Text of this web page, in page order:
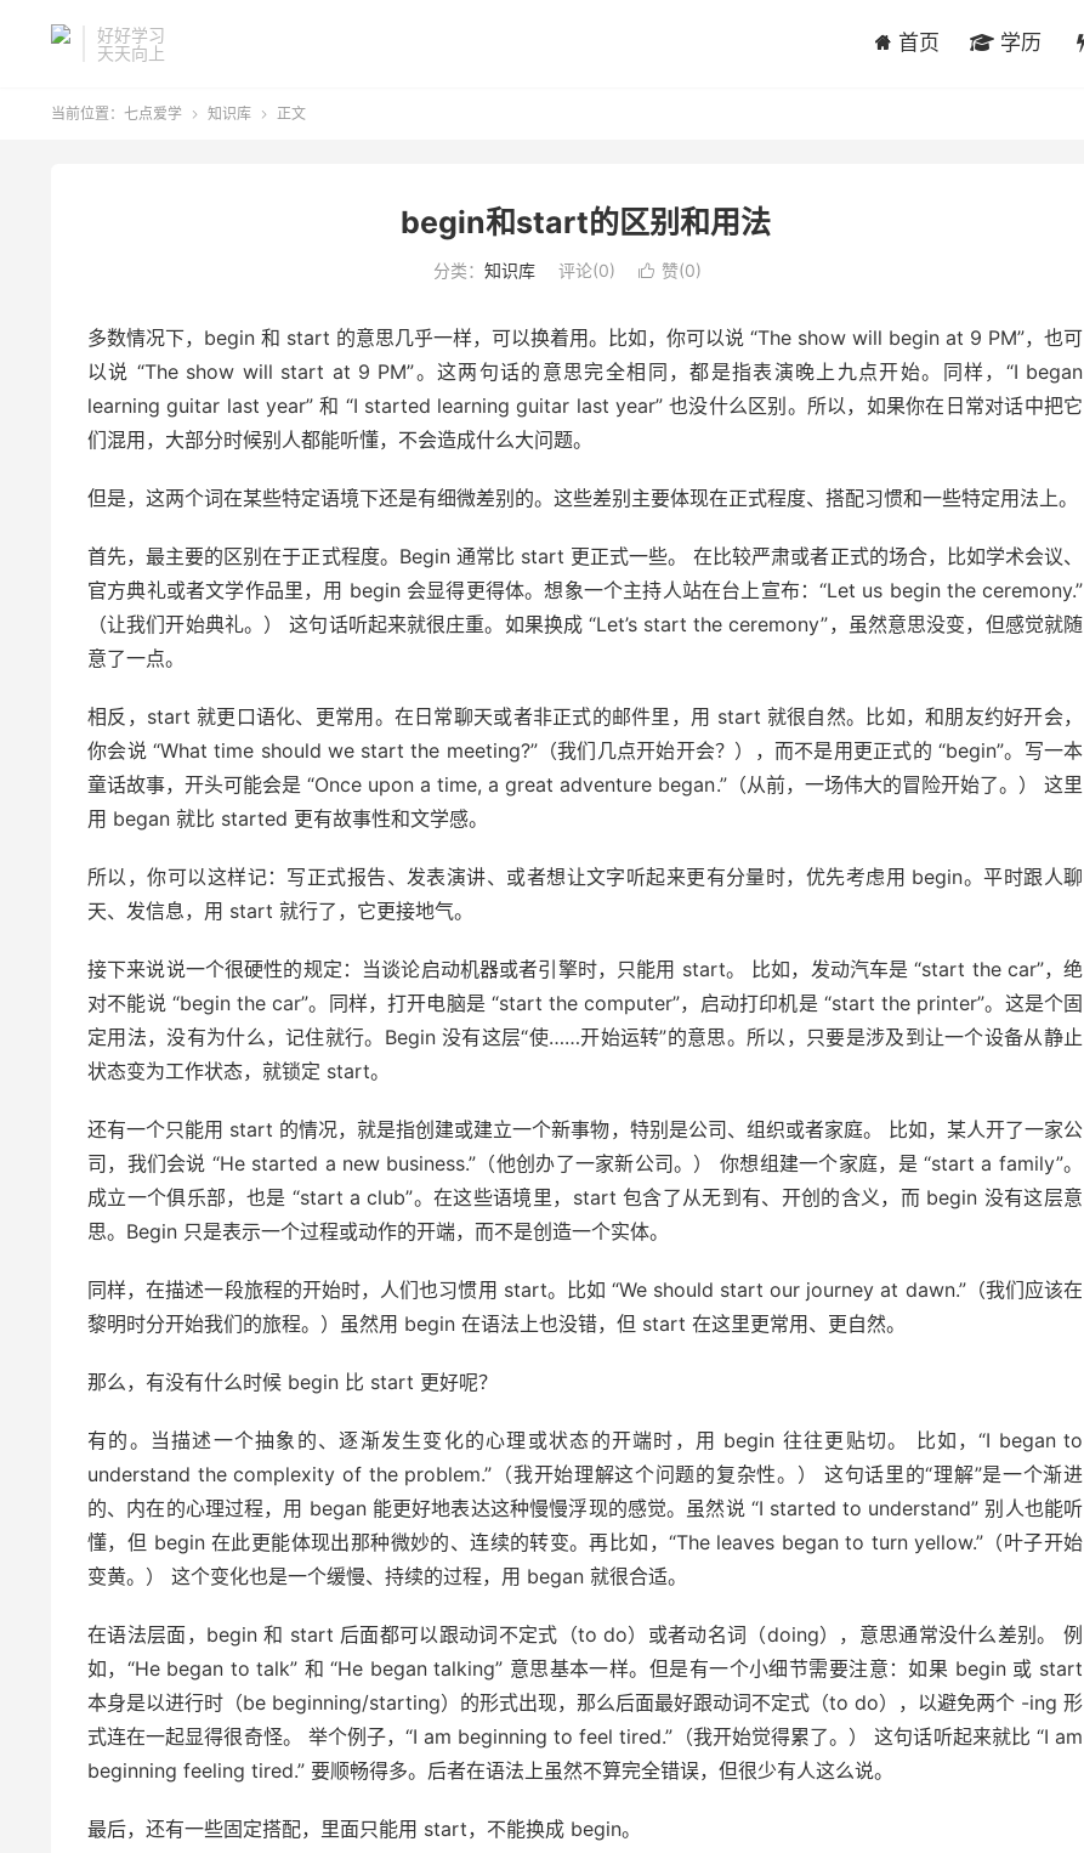
好好学习
天天向上
首页 学历
当前位置： 七点爱学  知识库  正文
begin和start的区别和用法
分类： 知识库 评论(0)  赞(0)
多数情况下，begin 和 start 的意思几乎一样，可以换着用。比如，你可以说 “The show will begin at 9 PM”，也可
以说 “The show will start at 9 PM”。这两句话的意思完全相同，都是指表演晚上九点开始。同样，“I began
learning guitar last year” 和 “I started learning guitar last year” 也没什么区别。所以，如果你在日常对话中把它
们混用，大部分时候别人都能听懂，不会造成什么大问题。
但是，这两个词在某些特定语境下还是有细微差别的。这些差别主要体现在正式程度、搭配习惯和一些特定用法上。
首先，最主要的区别在于正式程度。Begin 通常比 start 更正式一些。 在比较严肃或者正式的场合，比如学术会议、
官方典礼或者文学作品里，用 begin 会显得更得体。想象一个主持人站在台上宣布：“Let us begin the ceremony.”
（让我们开始典礼。） 这句话听起来就很庄重。如果换成 “Let’s start the ceremony”，虽然意思没变，但感觉就随
意了一点。
相反，start 就更口语化、更常用。在日常聊天或者非正式的邮件里，用 start 就很自然。比如，和朋友约好开会，
你会说 “What time should we start the meeting?”（我们几点开始开会？），而不是用更正式的 “begin”。写一本
童话故事，开头可能会是 “Once upon a time, a great adventure began.”（从前，一场伟大的冒险开始了。） 这里
用 began 就比 started 更有故事性和文学感。
所以，你可以这样记：写正式报告、发表演讲、或者想让文字听起来更有分量时，优先考虑用 begin。平时跟人聊
天、发信息，用 start 就行了，它更接地气。
接下来说说一个很硬性的规定：当谈论启动机器或者引擎时，只能用 start。 比如，发动汽车是 “start the car”，绝
对不能说 “begin the car”。同样，打开电脑是 “start the computer”，启动打印机是 “start the printer”。这是个固
定用法，没有为什么，记住就行。Begin 没有这层“使……开始运转”的意思。所以，只要是涉及到让一个设备从静止
状态变为工作状态，就锁定 start。
还有一个只能用 start 的情况，就是指创建或建立一个新事物，特别是公司、组织或者家庭。 比如，某人开了一家公
司，我们会说 “He started a new business.”（他创办了一家新公司。） 你想组建一个家庭，是 “start a family”。
成立一个俱乐部，也是 “start a club”。在这些语境里，start 包含了从无到有、开创的含义，而 begin 没有这层意
思。Begin 只是表示一个过程或动作的开端，而不是创造一个实体。
同样，在描述一段旅程的开始时，人们也习惯用 start。比如 “We should start our journey at dawn.”（我们应该在
黎明时分开始我们的旅程。）虽然用 begin 在语法上也没错，但 start 在这里更常用、更自然。
那么，有没有什么时候 begin 比 start 更好呢？
有的。当描述一个抽象的、逐渐发生变化的心理或状态的开端时，用 begin 往往更贴切。 比如，“I began to
understand the complexity of the problem.”（我开始理解这个问题的复杂性。） 这句话里的“理解”是一个渐进
的、内在的心理过程，用 began 能更好地表达这种慢慢浮现的感觉。虽然说 “I started to understand” 别人也能听
懂，但 begin 在此更能体现出那种微妙的、连续的转变。再比如，“The leaves began to turn yellow.”（叶子开始
变黄。） 这个变化也是一个缓慢、持续的过程，用 began 就很合适。
在语法层面，begin 和 start 后面都可以跟动词不定式（to do）或者动名词（doing），意思通常没什么差别。 例
如，“He began to talk” 和 “He began talking” 意思基本一样。但是有一个小细节需要注意：如果 begin 或 start
本身是以进行时（be beginning/starting）的形式出现，那么后面最好跟动词不定式（to do），以避免两个 -ing 形
式连在一起显得很奇怪。 举个例子，“I am beginning to feel tired.”（我开始觉得累了。） 这句话听起来就比 “I am
beginning feeling tired.” 要顺畅得多。后者在语法上虽然不算完全错误，但很少有人这么说。
最后，还有一些固定搭配，里面只能用 start，不能换成 begin。